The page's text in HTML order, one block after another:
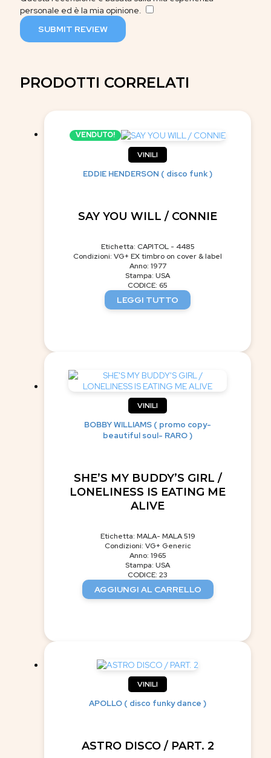
personale ed è la mia opinione.
SUBMIT REVIEW
PRODOTTI CORRELATI
VENDUTO!
VINILI
EDDIE HENDERSON ( disco funk )
SAY YOU WILL / CONNIE
Etichetta: CAPITOL - 4485
Condizioni: VG+ EX timbro on cover & label
Anno: 1977
Stampa: USA
CODICE: 65
LEGGI TUTTO
VINILI
BOBBY WILLIAMS ( promo copy-
beautiful soul- RARO )
SHE’S MY BUDDY’S GIRL /
LONELINESS IS EATING ME
ALIVE
Etichetta: MALA- MALA 519
Condizioni: VG+ Generic
Anno: 1965
Stampa: USA
CODICE: 23
AGGIUNGI AL CARRELLO
VINILI
APOLLO ( disco funky dance )
ASTRO DISCO / PART. 2